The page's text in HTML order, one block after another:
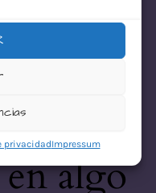
privacidadImpressum
este
algo